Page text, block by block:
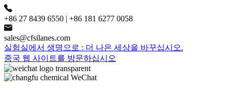
+86 27 8439 6550 | +86 181 6277 0058
sales@cfsilanes.com
실험실에서 생명으로 : 더 나은 세상을 바꾸십시오.
중국 웹 사이트를 방문하십시오